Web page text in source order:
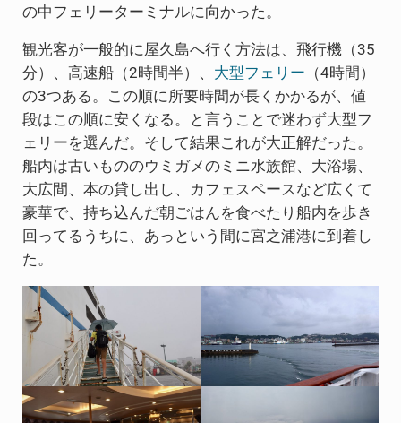
の中フェリーターミナルに向かった。
観光客が一般的に屋久島へ行く方法は、飛行機（35
分）、高速船（2時間半）、 大型フェリー （4時間）
の3つある。この順に所要時間が長くかかるが、値
段はこの順に安くなる。と言うことで迷わず大型フ
ェリーを選んだ。そして結果これが大正解だった。
船内は古いもののウミガメのミニ水族館、大浴場、
大広間、本の貸し出し、カフェスペースなど広くて
豪華で、持ち込んだ朝ごはんを食べたり船内を歩き
回ってるうちに、あっという間に宮之浦港に到着し
た。